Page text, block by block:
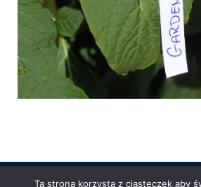
Ta strona korzysta z ciasteczek aby